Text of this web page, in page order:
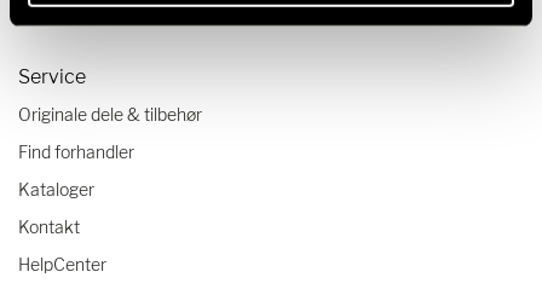
Service
Originale dele & tilbehør
Find forhandler
Kataloger
Kontakt
HelpCenter